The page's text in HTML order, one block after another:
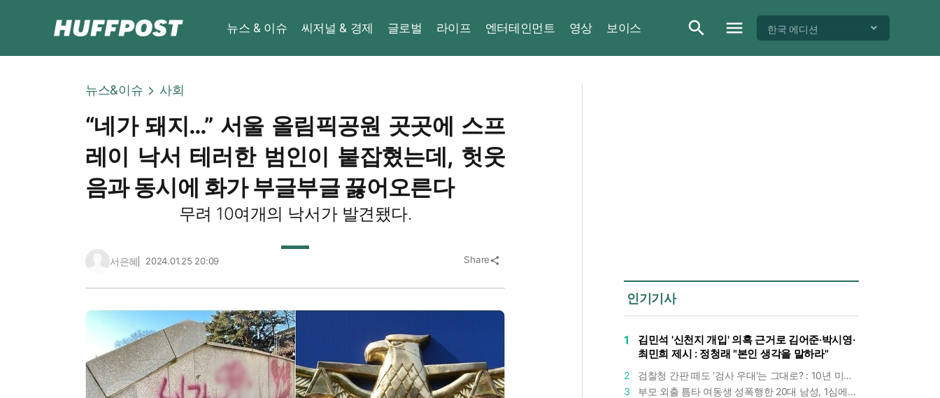
뉴스 & 이슈 씨저널 & 경제 글로벌 라이프 엔터테인먼트 영상 보이스 한국 에디션
뉴스&이슈 사회
“네가 돼지…” 서울 올림픽공원 곳곳에 스프
레이 낙서 테러한 범인이 붙잡혔는데, 헛웃
음과 동시에 화가 부글부글 끓어오른다
무려 10여개의 낙서가 발견됐다.
서은혜 2024.01.25 20:09 Share share
인기기사
1
김민석 '신천지 개입' 의혹 근거로 김어준·박시영·
최민희 제시 : 정청래 "본인 생각을 말하라"
2
검찰청 간판 떼도 '검사 우대'는 그대로? : 10년 미만 검사는 중수청 4급 수사관으로 직행한다
3
부모 외출 틈타 여동생 성폭행한 20대 남성, 1심에서 5년형 선고 : 친족 간 '암수범죄'의 심각성